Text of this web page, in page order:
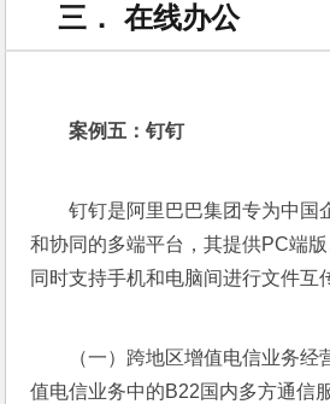
三． 在线办公
案例五：钉钉
钉钉是阿里巴巴集团专为中国
和协同的多端平台，其提供PC端版
同时支持手机和电脑间进行文件互
（一）跨地区增值电信业务经
值电信业务中的B22国内多方通信